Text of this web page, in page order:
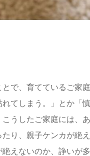
で、育てているご家
てしまう。」とか「
うしたご家庭には、
り、親子ケンカが絶
えないのか、諍いが